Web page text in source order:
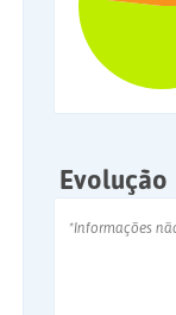
Evolução
*Informações